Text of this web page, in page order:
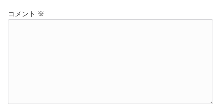
コメント ※